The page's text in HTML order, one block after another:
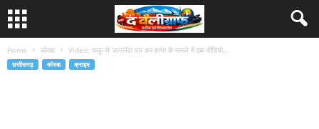
Home कोरबा Video: चाकू से जानलेवा वार कर हत्या के मामले में एक वीडियो...
छत्तीसगढ़ कोरबा क्राइम